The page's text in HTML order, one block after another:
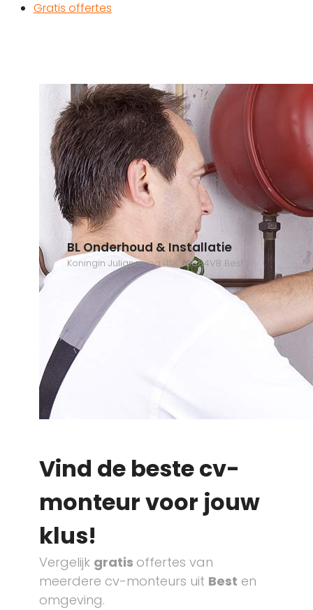
Gratis offertes
BL Onderhoud & Installatie
Koningin Julianaweg 45C, 5684VB Best
Vind de beste cv-
monteur voor jouw
klus!
Vergelijk gratis offertes van
meerdere cv-monteurs uit Best en
omgeving.